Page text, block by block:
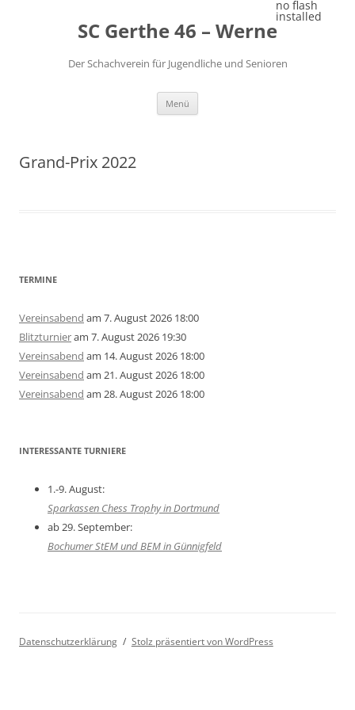
SC Gerthe 46 – Werne
Der Schachverein für Jugendliche und Senioren
Menü
Grand-Prix 2022
TERMINE
Vereinsabend am 7. August 2026 18:00
Blitzturnieram 7. August 2026 19:30
Vereinsabend am 14. August 2026 18:00
Vereinsabend am 21. August 2026 18:00
Vereinsabend am 28. August 2026 18:00
INTERESSANTE TURNIERE
1.-9. August:
Sparkassen Chess Trophy in Dortmund
ab 29. September:
Bochumer StEM und BEM in Günnigfeld
Datenschutzerklärung Stolz präsentiert von WordPress
no flash
installed